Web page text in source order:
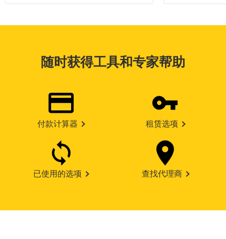
随时获得工具和专家帮助
付款计算器 租赁选项
已使用的选项 查找代理商